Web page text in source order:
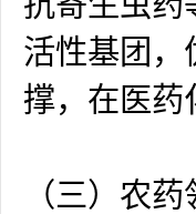
活性基团，
撑，在医药
（三）农药